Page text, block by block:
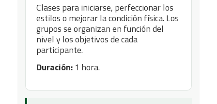
Clases para iniciarse, perfeccionar los
estilos o mejorar la condición física. Los
grupos se organizan en función del
nivel y los objetivos de cada
participante.
Duración:1 hora.